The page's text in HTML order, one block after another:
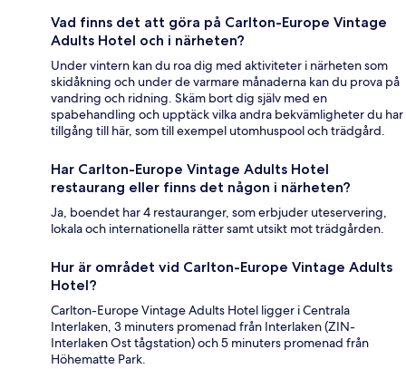
Vad finns det att göra på Carlton-Europe Vintage
Adults Hotel och i närheten?
Under vintern kan du roa dig med aktiviteter i närheten som
skidåkning och under de varmare månaderna kan du prova på
vandring och ridning. Skäm bort dig själv med en
spabehandling och upptäck vilka andra bekvämligheter du har
tillgång till här, som till exempel utomhuspool och trädgård.
Har Carlton-Europe Vintage Adults Hotel
restaurang eller finns det någon i närheten?
Ja, boendet har 4 restauranger, som erbjuder uteservering,
lokala och internationella rätter samt utsikt mot trädgården.
Hur är området vid Carlton-Europe Vintage Adults
Hotel?
Carlton-Europe Vintage Adults Hotel ligger i Centrala
Interlaken, 3 minuters promenad från Interlaken (ZIN-
Interlaken Ost tågstation) och 5 minuters promenad från
Höhematte Park.